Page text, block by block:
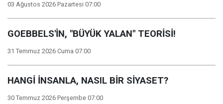
03 Ağustos 2026 Pazartesi 07:00
GOEBBELS'İN, "BÜYÜK YALAN" TEORİSİ!
31 Temmuz 2026 Cuma 07:00
HANGİ İNSANLA, NASIL BİR SİYASET?
30 Temmuz 2026 Perşembe 07:00